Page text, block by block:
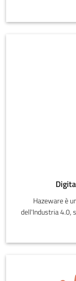
contesto di
Hazeware è
dell'Industria 4.0,